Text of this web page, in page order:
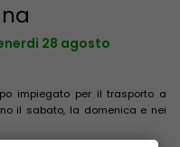
28 agosto
impiegato per il trasporto a
il sabato, la domenica e nei